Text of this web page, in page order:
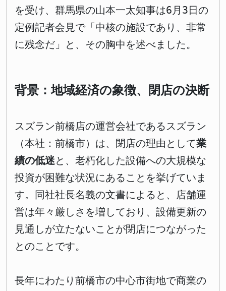
を受け、群馬県の山本一太知事は6月3日の
定例記者会見で「中核の施設であり、非常
に残念だ」と、その胸中を述べました。
背景：地域経済の象徴、閉店の決断
スズラン前橋店の運営会社であるスズラン
（本社：前橋市）は、閉店の理由として業
績の低迷と、老朽化した設備への大規模な
投資が困難な状況にあることを挙げていま
す。同社社長名義の文書によると、店舗運
営は年々厳しさを増しており、設備更新の
見通しが立たないことが閉店につながった
とのことです。
長年にわたり前橋市の中心市街地で商業の